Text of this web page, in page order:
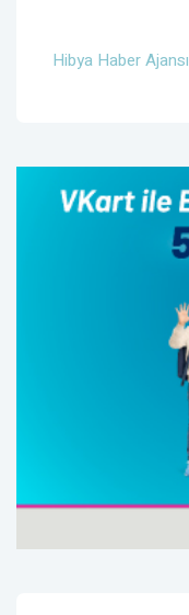
Hibya Haber Ajansı